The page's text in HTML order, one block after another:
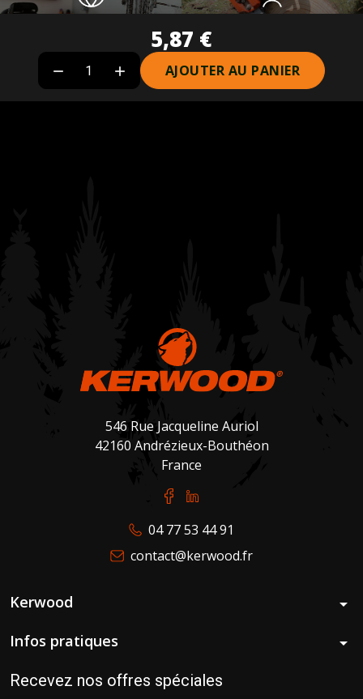
5,87 €
  AJOUTER AU PANIER
Plus de 40 revendeurs partenaires
546 Rue Jacqueline Auriol
42160 Andrézieux-Bouthéon
France
04 77 53 44 91
contact@kerwood.fr
Kerwood
arrow_drop_down
Infos pratiques
arrow_drop_down
Recevez nos offres spéciales